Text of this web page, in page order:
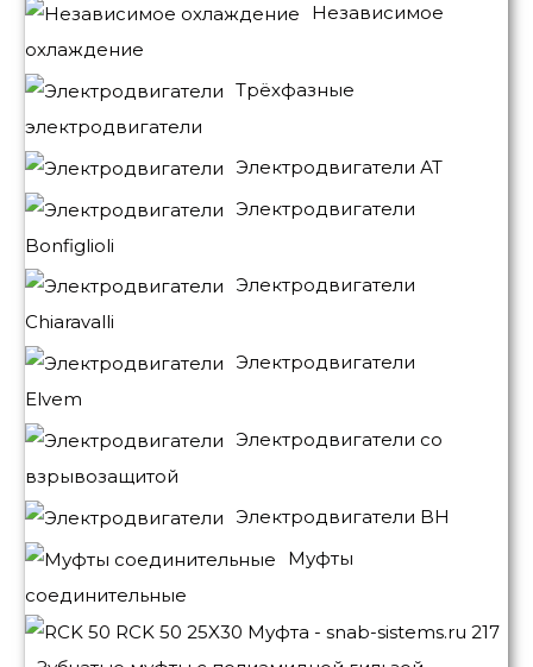
Независимое
охлаждение
Трёхфазные
электродвигатели
Электродвигатели АТ
Электродвигатели
Bonfiglioli
Электродвигатели
Chiaravalli
Электродвигатели
Elvem
Электродвигатели со
взрывозащитой
Электродвигатели BH
Муфты
соединительные